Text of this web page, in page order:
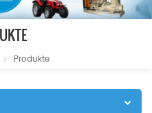
Produkte